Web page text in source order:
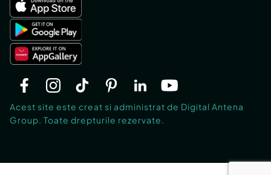
Acest site este creat si administrat de Digital Antena
Group. Toate drepturile rezervate.